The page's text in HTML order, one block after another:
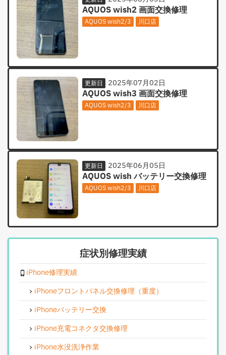
AQUOS wish2 画面交換修理
AQUOS wish2/3 川口店
更新日 2025年07月02日
AQUOS wish3 画面交換修理
AQUOS wish2/3 川口店
更新日 2025年06月05日
AQUOS wish バッテリー交換修理
AQUOS wish2/3 川口店
症状別修理実績
iPhone修理実績
iPhoneフロントパネル交換修理（重度）
iPhoneバッテリー交換
iPhone充電コネクタ交換修理
iPhone水没洗浄作業